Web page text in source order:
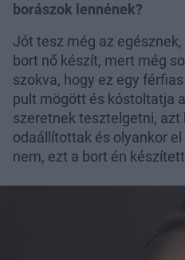
borászok lennének?
Jót tesz még az
bort nő készít, mert még
szokva, hogy ez egy
pult mögött és kóstoltatja
szeretnek tesztelgetni, azt
odaállítottak és olyankor
nem, ezt a bort én